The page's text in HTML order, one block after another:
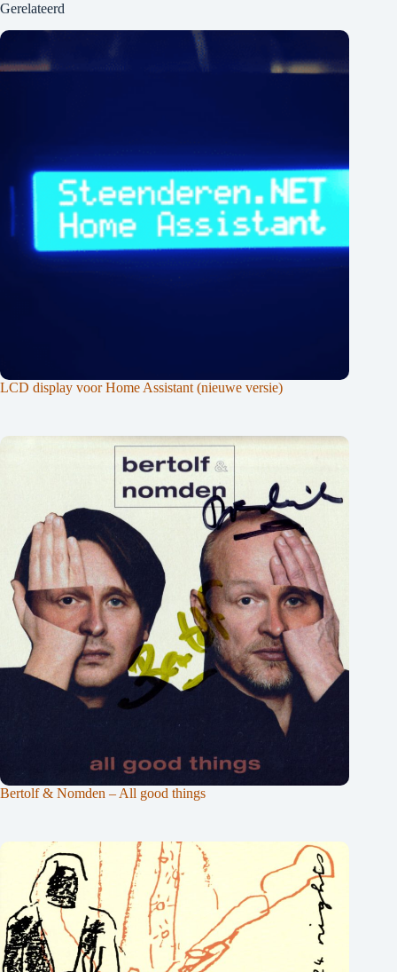
Gerelateerd
LCD display voor Home Assistant (nieuwe versie)
Bertolf & Nomden – All good things